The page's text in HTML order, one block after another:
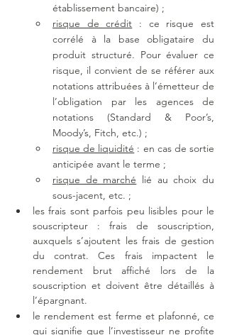
établissement bancaire) ;
risque de crédit : ce risque est
corrélé à la base obligataire du
produit structuré. Pour évaluer ce
risque, il convient de se référer aux
notations attribuées à l’émetteur de
l’obligation par les agences de
notations (Standard & Poor’s,
Moody’s, Fitch, etc.) ;
risque de liquidité : en cas de sortie
anticipée avant le terme ;
risque de marché lié au choix du
sous-jacent, etc. ;
les frais sont parfois peu lisibles pour le
souscripteur : frais de souscription,
auxquels s’ajoutent les frais de gestion
du contrat. Ces frais impactent le
rendement brut affiché lors de la
souscription et doivent être détaillés à
l’épargnant.
le rendement est ferme et plafonné, ce
qui signifie que l’investisseur ne profite